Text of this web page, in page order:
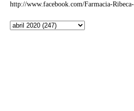
http://www.facebook.com/Farmacia-